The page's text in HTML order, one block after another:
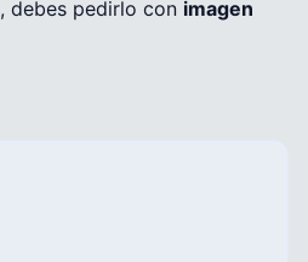
, debes pedirlo con imagen